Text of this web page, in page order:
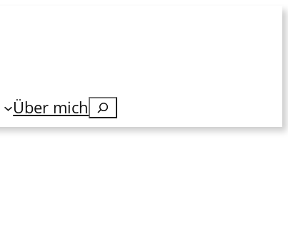
Über mich Suchen